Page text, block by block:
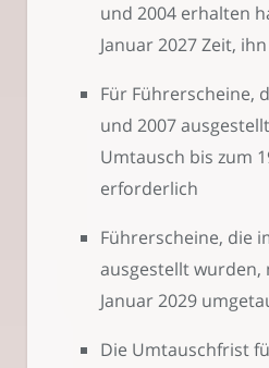
und 2004 erhalten
Januar 2027 Zeit,
Für Führerscheine,
und 2007
Umtausch bis zum
erforderlich
Führerscheine, die
ausgestellt wurden,
Januar 2029
Die Umtauschfrist